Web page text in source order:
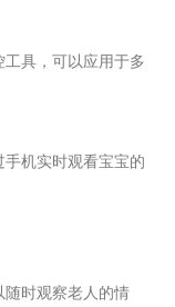
具，可以应用于多
机实时观看宝宝的
随时观察老人的情